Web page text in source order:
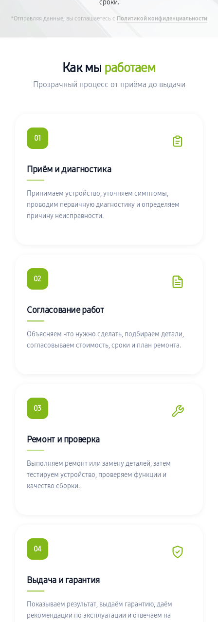
сроки.
*Отправляя данные, вы соглашаетесь с Политикой конфиденциальности
Как мы работаем
Прозрачный процесс от приёма до выдачи
01
Приём и диагностика
Принимаем устройство, уточняем симптомы,
проводим первичную диагностику и определяем
причину неисправности.
02
Согласование работ
Объясняем что нужно сделать, подбираем детали,
согласовываем стоимость, сроки и план ремонта.
03
Ремонт и проверка
Выполняем ремонт или замену деталей, затем
тестируем устройство, проверяем функции и
качество сборки.
04
Выдача и гарантия
Показываем результат, выдаём гарантию, даём
рекомендации по эксплуатации и отвечаем на